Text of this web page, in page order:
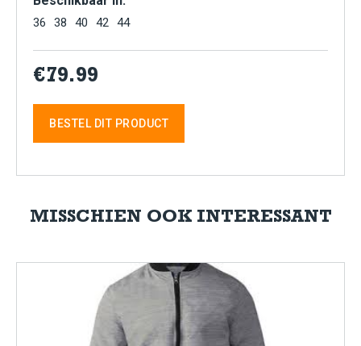
36 38 40 42 44
€79.99
BESTEL DIT PRODUCT
MISSCHIEN OOK INTERESSANT